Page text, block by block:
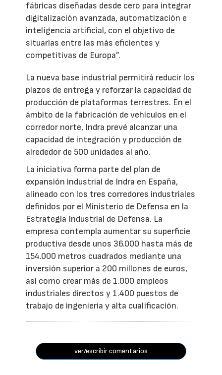
fábricas diseñadas desde cero para integrar
digitalización avanzada, automatización e
inteligencia artificial, con el objetivo de
situarlas entre las más eficientes y
competitivas de Europa”.
La nueva base industrial permitirá reducir los
plazos de entrega y reforzar la capacidad de
producción de plataformas terrestres. En el
ámbito de la fabricación de vehículos en el
corredor norte, Indra prevé alcanzar una
capacidad de integración y producción de
alrededor de 500 unidades al año.
La iniciativa forma parte del plan de
expansión industrial de Indra en España,
alineado con los tres corredores industriales
definidos por el Ministerio de Defensa en la
Estrategia Industrial de Defensa. La
empresa contempla aumentar su superficie
productiva desde unos 36.000 hasta más de
154.000 metros cuadrados mediante una
inversión superior a 200 millones de euros,
así como crear más de 1.000 empleos
industriales directos y 1.400 puestos de
trabajo de ingeniería y alta cualificación.
ver/escribir comentarios